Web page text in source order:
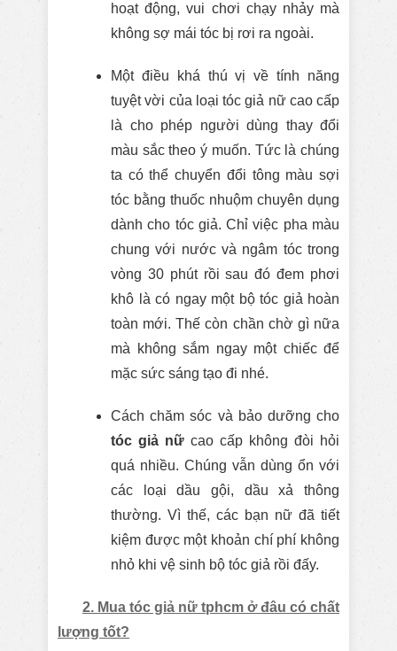
hoạt động, vui chơi chạy nhảy mà
không sợ mái tóc bị rơi ra ngoài.
Một điều khá thú vị về tính năng
tuyệt vời của loại tóc giả nữ cao cấp
là cho phép người dùng thay đổi
màu sắc theo ý muốn. Tức là chúng
ta có thể chuyển đổi tông màu sợi
tóc bằng thuốc nhuộm chuyên dụng
dành cho tóc giả. Chỉ việc pha màu
chung với nước và ngâm tóc trong
vòng 30 phút rồi sau đó đem phơi
khô là có ngay một bộ tóc giả hoàn
toàn mới. Thế còn chần chờ gì nữa
mà không sắm ngay một chiếc để
mặc sức sáng tạo đi nhé.
Cách chăm sóc và bảo dưỡng cho
tóc giả nữ cao cấp không đòi hỏi
quá nhiều. Chúng vẫn dùng ổn với
các loại dầu gội, dầu xả thông
thường. Vì thế, các bạn nữ đã tiết
kiệm được một khoản chí phí không
nhỏ khi vệ sinh bộ tóc giả rồi đấy.
2. Mua tóc giả nữ tphcm ở đâu có chất
lượng tốt?